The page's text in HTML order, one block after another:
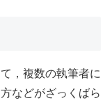
，複数の執筆者に
などがざっくばら